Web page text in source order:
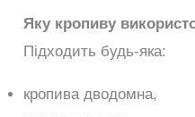
Яку кропиву
Підходить будь-яка:
кропива дводомна,